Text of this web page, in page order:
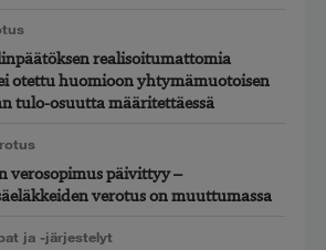
realisoitumattomia
otettu huomioon yhtymämuotoisen
tulo-osuutta määritettäessä
verosopimus päivittyy –
verotus on muuttumassa
ja -järjestelyt